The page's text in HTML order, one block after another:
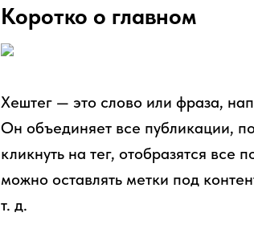
Коротко о главном
Хештег — это слово или фраза,
Он объединяет все публикации,
кликнуть на тег, отобразятся все
можно оставлять метки под
т. д.